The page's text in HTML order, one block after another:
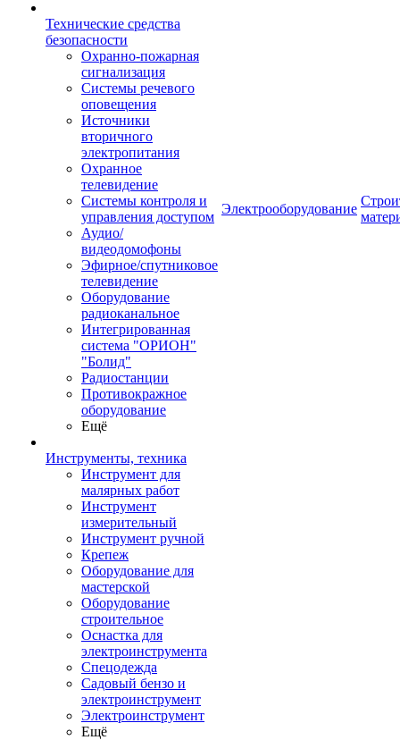
Технические средства
безопасности
Охранно-пожарная
сигнализация
Системы речевого
оповещения
Источники
вторичного
электропитания
Охранное
телевидение
Системы контроля и
управления доступом
Аудио/
видеодомофоны
Эфирное/спутниковое
телевидение
Оборудование
радиоканальное
Интегрированная
система "ОРИОН"
"Болид"
Радиостанции
Противокражное
оборудование
Ещё
Инструменты, техника
Инструмент для
малярных работ
Инструмент
измерительный
Инструмент ручной
Крепеж
Оборудование для
мастерской
Оборудование
строительное
Оснастка для
электроинструмента
Спецодежда
Садовый бензо и
электроинструмент
Электроинструмент
Ещё
Электрооборудование